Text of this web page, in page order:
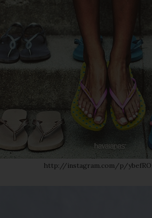
http://instagram.com/p/